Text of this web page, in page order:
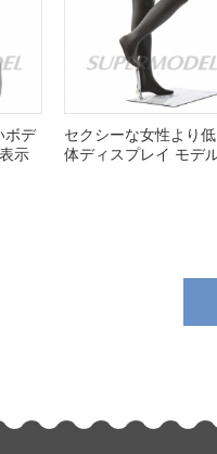
セクシーな女性より低い
体ディスプレイ モデル